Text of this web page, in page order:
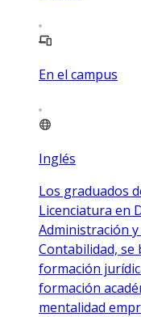
En el campus
Inglés
Los graduados
Licenciatura en
Administración
Contabilidad, se
formación
formación
mentalidad